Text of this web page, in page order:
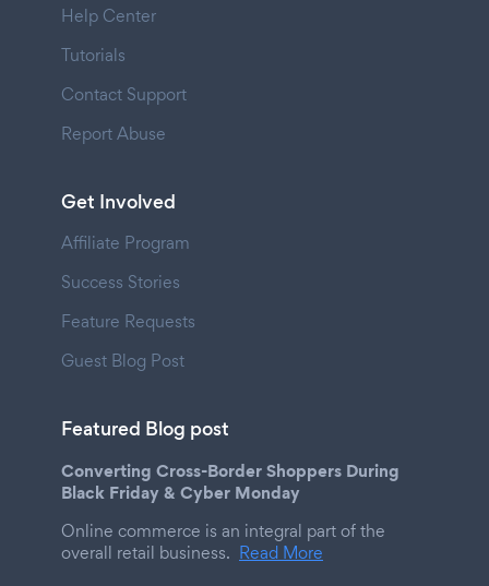
Help Center
Tutorials
Contact Support
Report Abuse
Get Involved
Affiliate Program
Success Stories
Feature Requests
Guest Blog Post
Featured Blog post
Converting Cross-Border Shoppers During
Black Friday & Cyber Monday
Online commerce is an integral part of the
overall retail business. Read More